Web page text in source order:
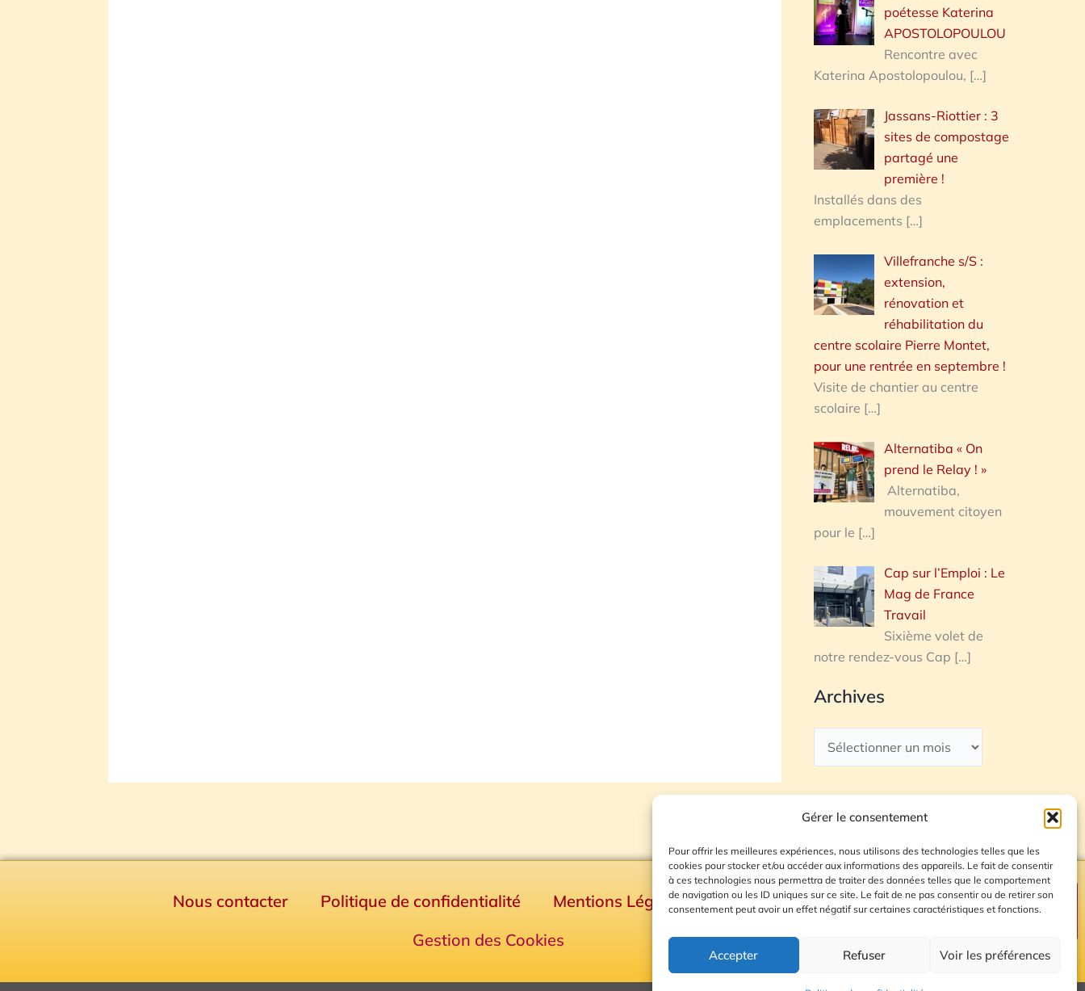
Gérer le consentement
Pour offrir les meilleures expériences, nous utilisons des technologies telles que les
cookies pour stocker et/ou accéder aux informations des appareils. Le fait de consentir
à ces technologies nous permettra de traiter des données telles que le comportement
de navigation ou les ID uniques sur ce site. Le fait de ne pas consentir ou de retirer son
consentement peut avoir un effet négatif sur certaines caractéristiques et fonctions.
Accepter Refuser Voir les préférences
poétesse Katerina
APOSTOLOPOULOU
Rencontre avec
Katerina Apostolopoulou, […]
Jassans-Riottier : 3
sites de compostage
partagé une
première !
Installés dans des
emplacements […]
Villefranche s/S :
extension,
rénovation et
réhabilitation du
centre scolaire Pierre Montet,
pour une rentrée en septembre !
Visite de chantier au centre
scolaire […]
Alternatiba « On
prend le Relay ! »
Alternatiba,
mouvement citoyen
pour le […]
Cap sur l’Emploi : Le
Mag de France
Travail
Sixième volet de
notre rendez-vous Cap […]
Archives
Nous contacter Politique de confidentialité Mentions Légales
Plan du site
Gestion des Cookies